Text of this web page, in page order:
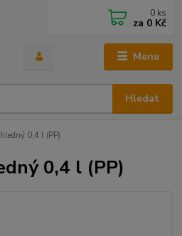
Menu
Hledat
0 ks
za 0 Kč
0,4 l (PP)
0,4 l (PP)